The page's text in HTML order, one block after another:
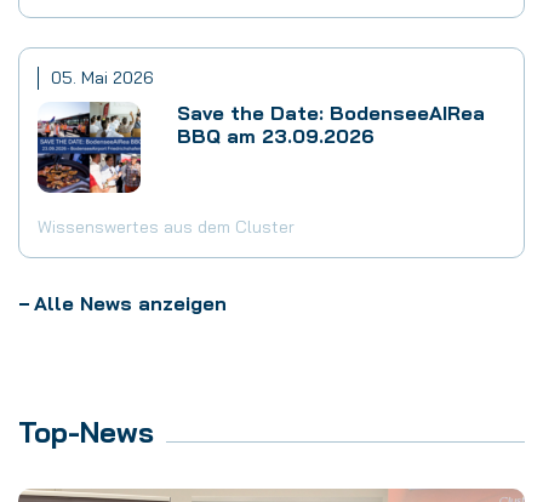
05. Mai 2026
Save the Date: BodenseeAIRea
BBQ am 23.09.2026
Wissenswertes aus dem Cluster
Alle News anzeigen
Top-News